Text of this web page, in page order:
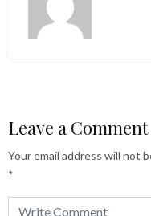
Leave a Comment
Your email address will not
*